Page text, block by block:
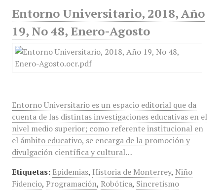
Entorno Universitario, 2018, Año
19, No 48, Enero-Agosto
Entorno Universitario es un espacio editorial que da
cuenta de las distintas investigaciones educativas en el
nivel medio superior; como referente institucional en
el ámbito educativo, se encarga de la promoción y
divulgación científica y cultural…
Etiquetas: Epidemias, Historia de Monterrey, Niño
Fidencio, Programación, Robótica, Sincretismo